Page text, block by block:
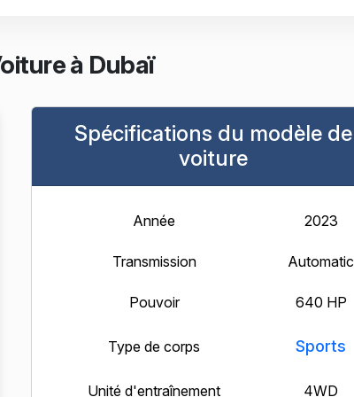
à Dubaï
Spécifications du modèle de
voiture
Année 2023
Transmission Automatic
Pouvoir 640 HP
Type de corps Sports
Unité d'entraînement 4WD